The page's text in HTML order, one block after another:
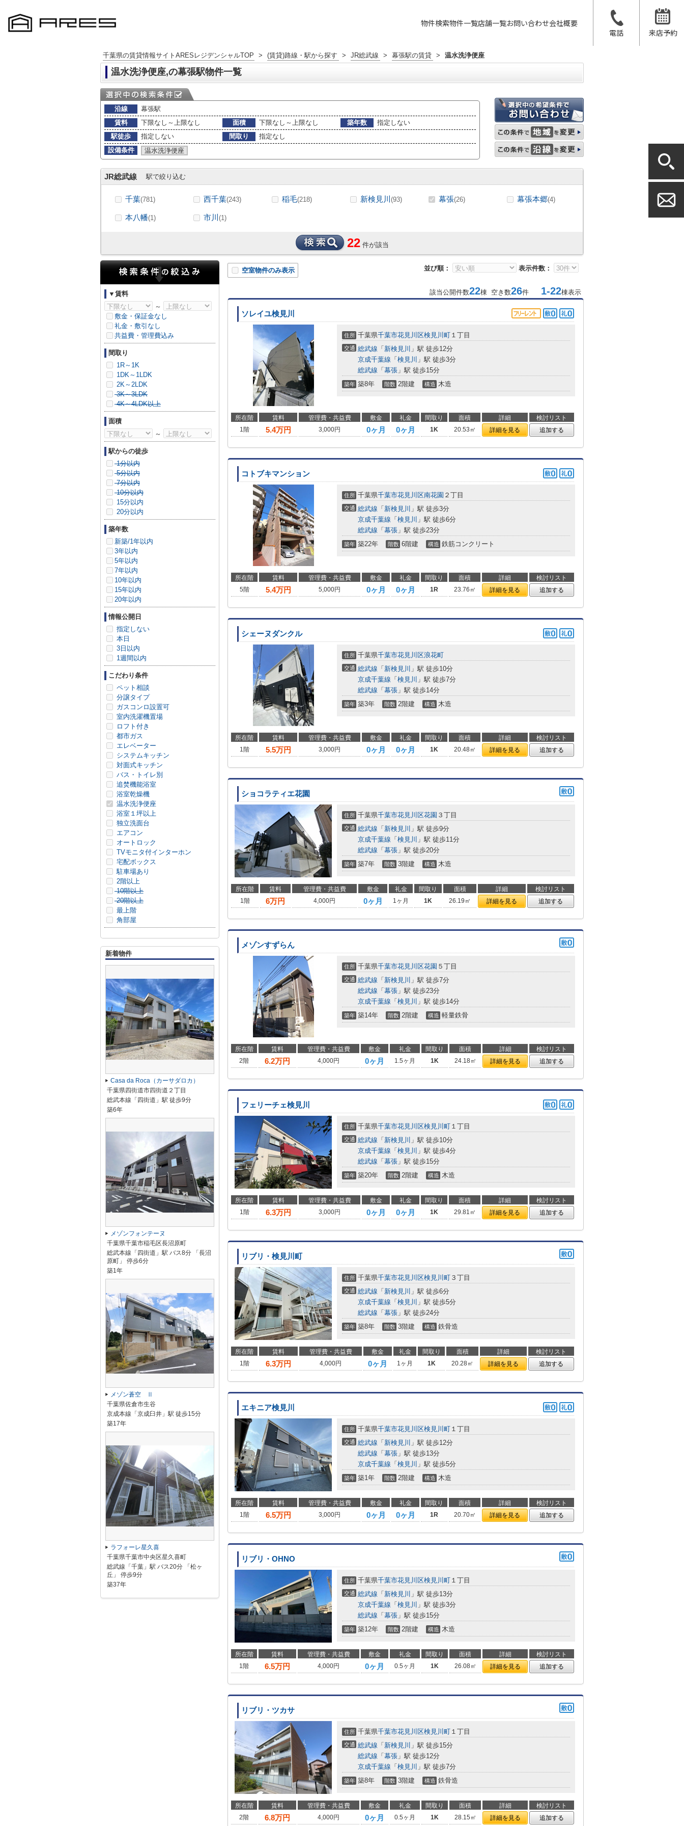
物件検索物件一覧店舗一覧お問い合わせ会社概要
電話
来店予約
千葉県の賃貸情報サイトARESレジデンシャルTOP > (賃貸)路線・駅から探す > JR総武線 > 幕張駅の賃貸 > 温水洗浄便座
温水洗浄便座,の幕張駅物件一覧
沿線
幕張駅
賃料
下限なし～上限なし 面積 下限なし～上限なし 築年数
指定しない
駅徒歩
指定しない 間取り
指定なし
設備条件
温水洗浄便座
JR総武線 駅で絞り込む
千葉(781) 西千葉(243) 稲毛(218) 新検見川 (93) 幕張(26) 幕張本郷(4)
本八幡(1) 市川 (1)
22 件が該当
並び順： 表示件数：
空室物件のみ表示
該当公開件数22棟 空き数26件 1-22棟表示
ソレイユ検見川
住所 千葉県千葉市花見川区検見川町 １丁目
交通 総武線 「 新検見川 」駅 徒歩12分
京成千葉線 「 検見川 」駅 徒歩3分
総武線 「 幕張 」駅 徒歩15分
築年 築8年 階数 2階建 構造 木造
所在階 賃料 管理費・共益費 敷金 礼金 間取り 面積 詳細
検討リスト
1階
5.4万円 3,000円 0ヶ月 0ヶ月 1K 20.53㎡ 詳細を見る 追加する
コトブキマンション
住所 千葉県千葉市花見川区南花園 ２丁目
交通 総武線 「 新検見川 」駅 徒歩3分
京成千葉線 「 検見川 」駅 徒歩6分
総武線 「 幕張 」駅 徒歩23分
築年 築22年 階数 6階建 構造 鉄筋コンクリート
所在階 賃料 管理費・共益費 敷金 礼金 間取り 面積 詳細
検討リスト
5階
5.4万円 5,000円 0ヶ月 0ヶ月 1R 23.76㎡ 詳細を見る 追加する
シェーヌダンクル
住所 千葉県千葉市花見川区浪花町
交通 総武線 「 新検見川 」駅 徒歩10分
京成千葉線 「 検見川 」駅 徒歩7分
総武線 「 幕張 」駅 徒歩14分
築年 築3年 階数 2階建 構造 木造
所在階 賃料 管理費・共益費 敷金 礼金 間取り 面積 詳細
検討リスト
1階
5.5万円 3,000円 0ヶ月 0ヶ月 1K 20.48㎡ 詳細を見る 追加する
ショコラティエ花園
住所 千葉県千葉市花見川区花園 ３丁目
交通 総武線 「 新検見川 」駅 徒歩9分
京成千葉線 「 検見川 」駅 徒歩11分
総武線 「 幕張 」駅 徒歩20分
築年 築7年 階数 3階建 構造 木造
所在階 賃料 管理費・共益費 敷金 礼金 間取り 面積 詳細
検討リスト
1階
6万円 4,000円 0ヶ月 1ヶ月 1K 26.19㎡ 詳細を見る 追加する
メゾンすずらん
住所 千葉県千葉市花見川区花園 ５丁目
交通 総武線 「 新検見川 」駅 徒歩7分
総武線 「 幕張 」駅 徒歩23分
京成千葉線 「 検見川 」駅 徒歩14分
築年 築14年 階数 2階建 構造 軽量鉄骨
所在階 賃料 管理費・共益費 敷金 礼金 間取り 面積 詳細
検討リスト
2階
6.2万円 4,000円 0ヶ月 1.5ヶ月 1K 24.18㎡ 詳細を見る 追加する
フェリーチェ検見川
住所 千葉県千葉市花見川区検見川町 １丁目
交通 総武線 「 新検見川 」駅 徒歩10分
京成千葉線 「 検見川 」駅 徒歩4分
総武線 「 幕張 」駅 徒歩15分
築年 築20年 階数 2階建 構造 木造
所在階 賃料 管理費・共益費 敷金 礼金 間取り 面積 詳細
検討リスト
1階
6.3万円 3,000円 0ヶ月 0ヶ月 1K 29.81㎡ 詳細を見る 追加する
リブリ・検見川町
住所 千葉県千葉市花見川区検見川町 ３丁目
交通 総武線 「 新検見川 」駅 徒歩6分
京成千葉線 「 検見川 」駅 徒歩5分
総武線 「 幕張 」駅 徒歩24分
築年 築8年 階数 3階建 構造 鉄骨造
所在階 賃料 管理費・共益費 敷金 礼金 間取り 面積 詳細
検討リスト
1階
6.3万円 4,000円 0ヶ月 1ヶ月 1K 20.28㎡ 詳細を見る 追加する
エキニア検見川
住所 千葉県千葉市花見川区検見川町 １丁目
交通 総武線 「 新検見川 」駅 徒歩12分
総武線 「 幕張 」駅 徒歩13分
京成千葉線 「 検見川 」駅 徒歩5分
築年 築1年 階数 2階建 構造 木造
所在階 賃料 管理費・共益費 敷金 礼金 間取り 面積 詳細
検討リスト
1階
6.5万円 3,000円 0ヶ月 0ヶ月 1R 20.70㎡ 詳細を見る 追加する
リブリ・OHNO
住所 千葉県千葉市花見川区検見川町 １丁目
交通 総武線 「 新検見川 」駅 徒歩13分
京成千葉線 「 検見川 」駅 徒歩3分
総武線 「 幕張 」駅 徒歩15分
築年 築12年 階数 2階建 構造 木造
所在階 賃料 管理費・共益費 敷金 礼金 間取り 面積 詳細
検討リスト
1階
6.5万円 4,000円 0ヶ月 0.5ヶ月 1K 26.08㎡ 詳細を見る 追加する
リブリ・ツカサ
住所 千葉県千葉市花見川区検見川町 １丁目
交通 総武線 「 新検見川 」駅 徒歩15分
総武線 「 幕張 」駅 徒歩12分
京成千葉線 「 検見川 」駅 徒歩7分
築年 築8年 階数 3階建 構造 鉄骨造
所在階 賃料 管理費・共益費 敷金 礼金 間取り 面積 詳細
検討リスト
2階
6.8万円 4,000円 0ヶ月 0.5ヶ月 1K 28.15㎡ 詳細を見る 追加する
▼賃料
～
敷金・保証金なし
礼金・敷引なし
共益費・管理費込み
間取り
1R～1K
1DK～1LDK
2K～2LDK
3K～3LDK
4K～4LDK以上
面積
～
駅からの徒歩
1分以内
5分以内
7分以内
10分以内
15分以内
20分以内
築年数
新築/1年以内
3年以内
5年以内
7年以内
10年以内
15年以内
20年以内
情報公開日
指定しない
本日
3日以内
1週間以内
こだわり条件
ペット相談
分譲タイプ
ガスコンロ設置可
室内洗濯機置場
ロフト付き
都市ガス
エレベーター
システムキッチン
対面式キッチン
バス・トイレ別
追焚機能浴室
浴室乾燥機
温水洗浄便座
浴室１坪以上
独立洗面台
エアコン
オートロック
TVモニタ付インターホン
宅配ボックス
駐車場あり
2階以上
10階以上
20階以上
最上階
角部屋
新着物件
Casa da Roca（カーサダロカ）
千葉県四街道市四街道２丁目
総武本線「四街道」駅 徒歩9分
築6年
メゾンフォンテーヌ
千葉県千葉市稲毛区長沼原町
総武本線「四街道」駅 バス8分 「長沼
原町」 停歩6分
築1年
メゾン蒼空 Ⅱ
千葉県佐倉市生谷
京成本線「京成臼井」駅 徒歩15分
築17年
ラフォーレ星久喜
千葉県千葉市中央区星久喜町
総武線「千葉」駅 バス20分 「松ヶ
丘」 停歩9分
築37年